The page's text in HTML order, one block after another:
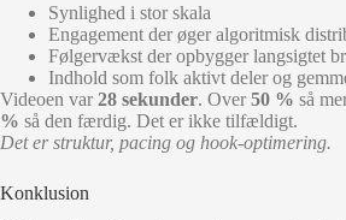
Synlighed i stor skala
Engagement der øger algoritmisk
Følgervækst der opbygger langsigtet
Indhold som folk aktivt deler og
Videoen var28 sekunder. Over50 % så
% så den færdig. Det er ikke tilfældigt.
Det er struktur, pacing og hook-optimering.
Konklusion